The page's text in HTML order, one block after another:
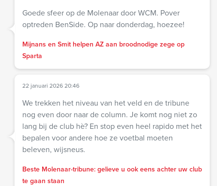
Goede sfeer op de Molenaar door WCM. Pover
optreden BenSide. Op naar donderdag, hoezee!
Mijnans en Smit helpen AZ aan broodnodige zege op
Sparta
22 januari 2026 20:46
We trekken het niveau van het veld en de tribune
nog even door naar de column. Je komt nog niet zo
lang bij de club hè? En stop even heel rapido met het
bepalen voor andere hoe ze voetbal moeten
beleven, wijsneus.
Beste Molenaar-tribune: gelieve u ook eens achter uw club
te gaan staan